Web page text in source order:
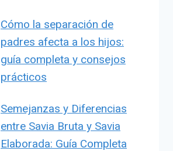
Cómo la separación de
padres afecta a los hijos:
guía completa y consejos
prácticos
Semejanzas y Diferencias
entre Savia Bruta y Savia
Elaborada: Guía Completa